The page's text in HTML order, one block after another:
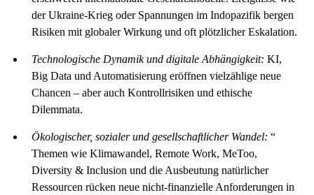
der Ukraine-Krieg oder Spannungen im Indopazifik bergen
Risiken mit globaler Wirkung und oft plötzlicher Eskalation.
Technologische Dynamik und digitale Abhängigkeit: KI,
Big Data und Automatisierung eröffnen vielzählige neue
Chancen – aber auch Kontrollrisiken und ethische
Dilemmata.
Ökologischer, sozialer und gesellschaftlicher Wandel: “
Themen wie Klimawandel, Remote Work, MeToo,
Diversity & Inclusion und die Ausbeutung natürlicher
Ressourcen rücken neue nicht-finanzielle Anforderungen in